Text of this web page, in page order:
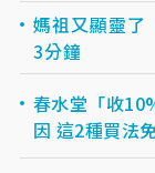
媽祖又顯靈
3分鐘
春水堂「收
因 這2種買法